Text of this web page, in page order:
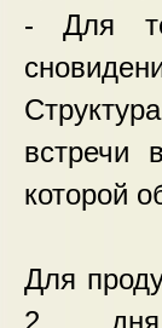
- Для
встречи
которой
Для